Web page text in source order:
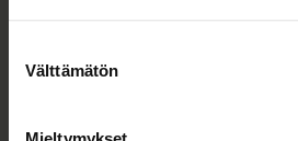
valinta
Välttämätön
TERVE JA HYVÄ TYÖELÄMÄ